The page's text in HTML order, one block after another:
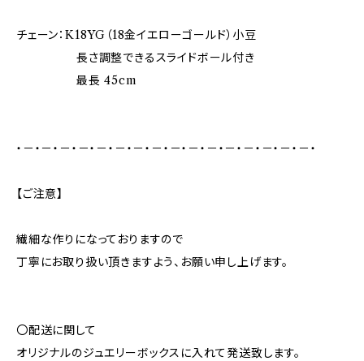
チェーン：K18YG（18金イエローゴールド）小豆
長さ調整できるスライドボール付き
最長 45cm
・－・－・－・－・－・－・－・－・－・－・－・－・－・－・－・－・
【ご注意】
繊細な作りになっておりますので
丁寧にお取り扱い頂きますよう、お願い申し上げます。
〇配送に関して
オリジナルのジュエリーボックスに入れて発送致します。